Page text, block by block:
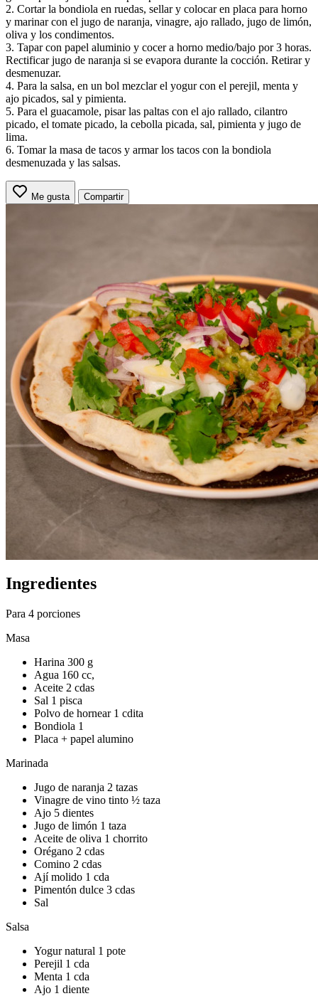
2. Cortar la bondiola en ruedas, sellar y colocar en placa para horno
y marinar con el jugo de naranja, vinagre, ajo rallado, jugo de limón,
oliva y los condimentos.
3. Tapar con papel aluminio y cocer a horno medio/bajo por 3 horas.
Rectificar jugo de naranja si se evapora durante la cocción. Retirar y
desmenuzar.
4. Para la salsa, en un bol mezclar el yogur con el perejil, menta y
ajo picados, sal y pimienta.
5. Para el guacamole, pisar las paltas con el ajo rallado, cilantro
picado, el tomate picado, la cebolla picada, sal, pimienta y jugo de
lima.
6. Tomar la masa de tacos y armar los tacos con la bondiola
desmenuzada y las salsas.
Me gusta Compartir
Ingredientes
Para 4 porciones
Masa
Harina 300 g
Agua 160 cc,
Aceite 2 cdas
Sal 1 pisca
Polvo de hornear 1 cdita
Bondiola 1
Placa + papel alumino
Marinada
Jugo de naranja 2 tazas
Vinagre de vino tinto ½ taza
Ajo 5 dientes
Jugo de limón 1 taza
Aceite de oliva 1 chorrito
Orégano 2 cdas
Comino 2 cdas
Ají molido 1 cda
Pimentón dulce 3 cdas
Sal
Salsa
Yogur natural 1 pote
Perejil 1 cda
Menta 1 cda
Ajo 1 diente